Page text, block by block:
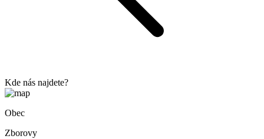
Kde nás najdete?
Obec
Zborovy